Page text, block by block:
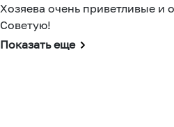
Хозяева очень приветливые и
Советую!
Показать еще